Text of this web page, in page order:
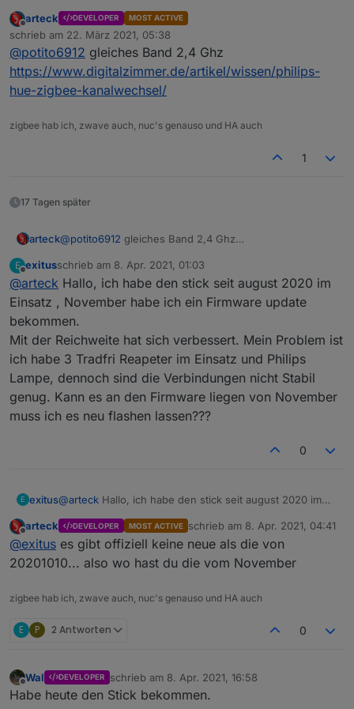
geben, welches Produkt ich nutze - und nicht dazu,
Vorwürfe und das Produkt schlecht zu machen.
Also chillt ;) Mir ist durchaus bewusst, dass ihr
keinen Einfluss auf meine Umgebung habt.
Danke jedenfalls für die Tipps. Ich werde mal ein
wenig rumspielen.
Das hier ...
arteck
CC2538+CC2592 PA Zigbee
Stick/Platine:
überlichen verdächtigen.. WLAN auf welchen
auch des Nachbarn und des Nachbarnnachbar
... verstehe ich allerdings nicht, was hat das WLAN-
Offline
arteck DEVELOPER MOST ACTIVE
schrieb am 22. März 2021, 05:38
zuletzt editiert von
@potito6912 gleiches Band 2,4 Ghz
https://www.digitalzimmer.de/artikel/wissen/philips-
hue-zigbee-kanalwechsel/
zigbee hab ich, zwave auch, nuc's genauso und HA auch
1
17 Tagen später
arteck@potito6912 gleiches Band 2,4 Ghz
hue-zigbee-kanalwechsel/
E
Offline
exitusschrieb am 8. Apr. 2021, 01:03
zuletzt editiert von
@arteck Hallo, ich habe den stick seit august 2020 im
Einsatz , November habe ich ein Firmware update
bekommen.
Mit der Reichweite hat sich verbessert. Mein Problem ist
ich habe 3 Tradfri Reapeter im Einsatz und Philips
Lampe, dennoch sind die Verbindungen nicht Stabil
genug. Kann es an den Firmware liegen von November
muss ich es neu flashen lassen???
0
E exitus@arteck Hallo, ich habe den stick seit august 2020 im
bekommen.
Mit der Reichweite hat sich verbessert. Mein Problem ist
ich habe 3 Tradfri Reapeter im Einsatz und Philips
muss ich es neu flashen lassen???
Offline
arteck DEVELOPER MOST ACTIVE schrieb am 8. Apr. 2021, 04:41
zuletzt editiert von
@exitus es gibt offiziell keine neue als die von
20201010... also wo hast du die vom November
zigbee hab ich, zwave auch, nuc's genauso und HA auch
E P 2 Antworten 0
Offline
Wal DEVELOPER schrieb am 8. Apr. 2021, 16:58
zuletzt editiert von
Habe heute den Stick bekommen.